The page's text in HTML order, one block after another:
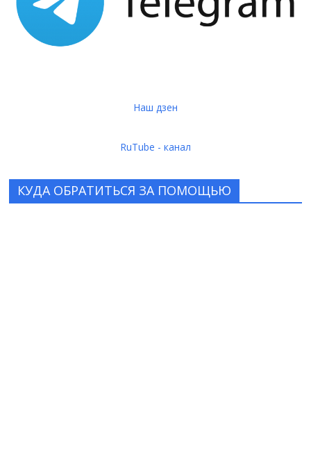
Наш дзен
RuTube - канал
КУДА ОБРАТИТЬСЯ ЗА ПОМОЩЬЮ